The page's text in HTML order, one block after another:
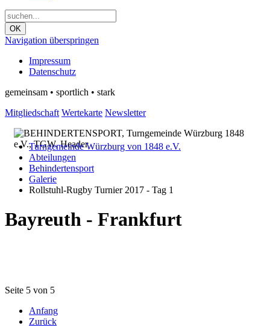
OK
Navigation überspringen
Impressum
Datenschutz
gemeinsam • sportlich • stark
Mitgliedschaft Wertekarte Newsletter
Turngemeinde Würzburg von 1848 e.V.
Abteilungen
Behindertensport
Galerie
Rollstuhl-Rugby Turnier 2017 - Tag 1
Bayreuth - Frankfurt
Seite 5 von 5
Anfang
Zurück